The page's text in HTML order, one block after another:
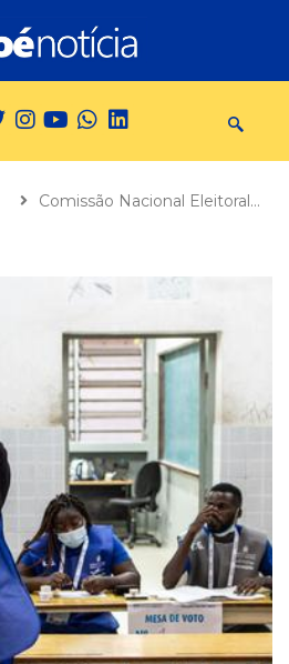
Comissão Nacional Eleitoral…